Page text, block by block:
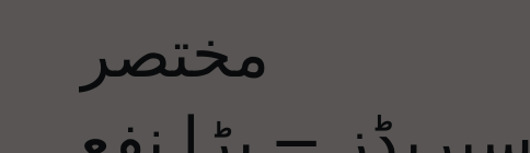
جیسی قدروں کا اشتراک کرتی ہے۔ ایلس
لوپرائس ٹریڈنگ کی دنیا میں ڈرائیو
مختصر